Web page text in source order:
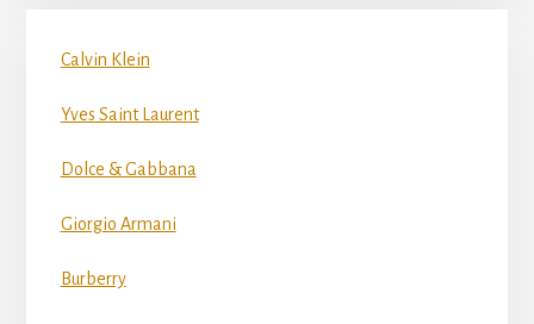
Calvin Klein
Yves Saint Laurent
Dolce & Gabbana
Giorgio Armani
Burberry